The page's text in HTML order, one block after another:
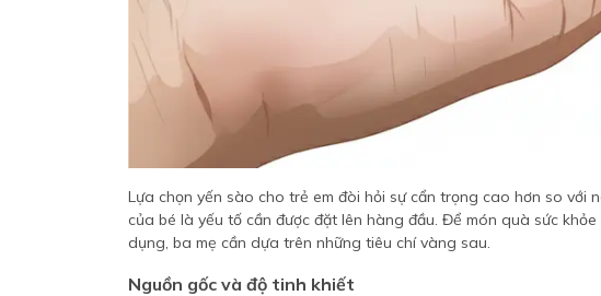
Lựa chọn yến sào cho trẻ em đòi hỏi sự cẩn trọng cao hơn so với
của bé là yếu tố cần được đặt lên hàng đầu. Để món quà sức
dụng, ba mẹ cần dựa trên những tiêu chí vàng sau.
Nguồn gốc và độ tinh khiết